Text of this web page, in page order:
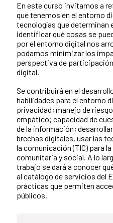
En este curso invitamos a
que tenemos en el entorno
tecnologías que determinan
identificar qué cosas se
por el entorno digital nos
podamos minimizar los
perspectiva de
digital.
Se contribuirá en el
habilidades para el entorno
privacidad; manejo de
empático; capacidad de
de la información;
brechas digitales, usar las
la comunicación (TIC) para
comunitaria y social. A lo
trabajo se dará a conocer
al catálogo de servicios del
prácticas que permiten
públicos.